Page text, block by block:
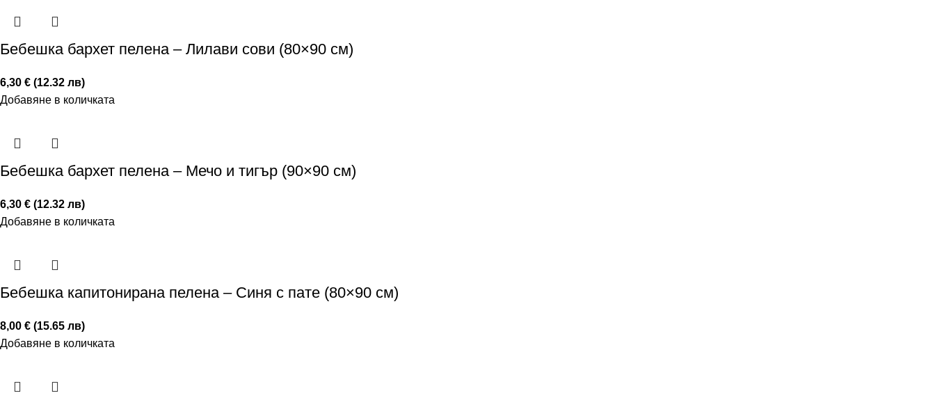
Бебешка бархет пелена – Лилави сови (80×90 см)
6,30 € (12.32 лв)
Добавяне в количката
Бебешка бархет пелена – Мечо и тигър (90×90 см)
6,30 € (12.32 лв)
Добавяне в количката
Бебешка капитонирана пелена – Синя с пате (80×90 см)
8,00 € (15.65 лв)
Добавяне в количката